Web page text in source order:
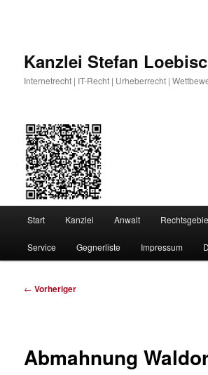
Kanzlei Stefan
Internetrecht | IT-Recht | Urheberrecht |
Start Kanzlei Anwalt
Service Gegnerliste Impressum
Beitragsnavigation
← Vorheriger
Abmahnung